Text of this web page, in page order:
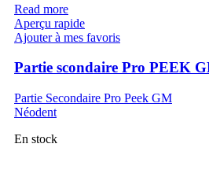
Read more
Aperçu rapide
Ajouter à mes favoris
Partie scondaire Pro PEEK
Partie Secondaire Pro Peek GM
Néodent
En stock